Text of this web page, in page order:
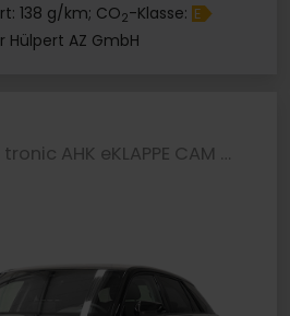
138 g/km; CO2-Klasse: E
AZ GmbH
Q2 advanced 35 s tronic AHK eKLAPPE CAM LM18